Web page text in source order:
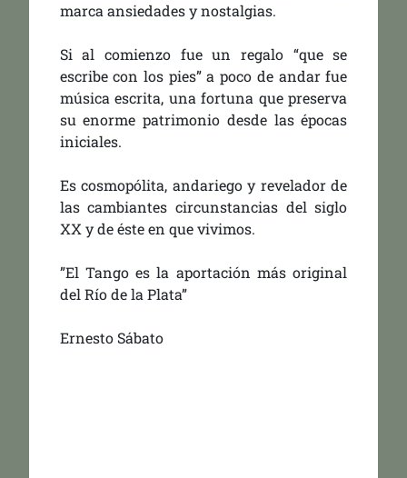
marca ansiedades y nostalgias.
Si al comienzo fue un regalo “que se
escribe con los pies” a poco de andar fue
música escrita, una fortuna que preserva
su enorme patrimonio desde las épocas
iniciales.
Es cosmopólita, andariego y revelador de
las cambiantes circunstancias del siglo
XX y de éste en que vivimos.
”El Tango es la aportación más original
del Río de la Plata”
Ernesto Sábato